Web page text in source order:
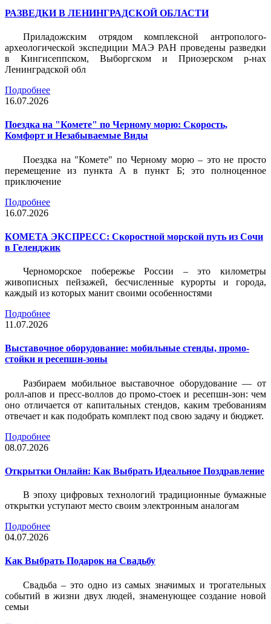
РАЗВЕДКИ В ЛЕНИНГРАДСКОЙ ОБЛАСТИ
Приладожским отрядом комплексной антрополого-
археологической экспедиции МАЭ РАН проведены разведки
в Кингисеппском, Выборгском и Приозерском р-нах
Ленинградской обл
Подробнее
16.07.2026
Поездка на "Комете" по Черному морю: Скорость,
Комфорт и Незабываемые Виды
Поездка на "Комете" по Черному морю – это не просто
перемещение из пункта А в пункт Б; это полноценное
приключение
Подробнее
16.07.2026
КОМЕТА ЭКСПРЕСС: Скоростной морской путь из Сочи
в Геленджик
Черноморское побережье России – это километры
живописных пейзажей, бесчисленные курорты и города,
каждый из которых манит своими особенностями
Подробнее
11.07.2026
Выставочное оборудование: мобильные стенды, промо-
стойки и ресепшн-зоны
Разбираем мобильное выставочное оборудование — от
ролл-апов и пресс-воллов до промо-стоек и ресепшн-зон: чем
оно отличается от капитальных стендов, каким требованиям
отвечает и как подобрать комплект под свою задачу и бюджет.
Подробнее
08.07.2026
Открытки Онлайн: Как Выбрать Идеальное Поздравление
В эпоху цифровых технологий традиционные бумажные
открытки уступают место своим электронным аналогам
Подробнее
04.07.2026
Как Выбрать Подарок на Свадьбу
Свадьба – это одно из самых значимых и трогательных
событий в жизни двух людей, знаменующее создание новой
семьи